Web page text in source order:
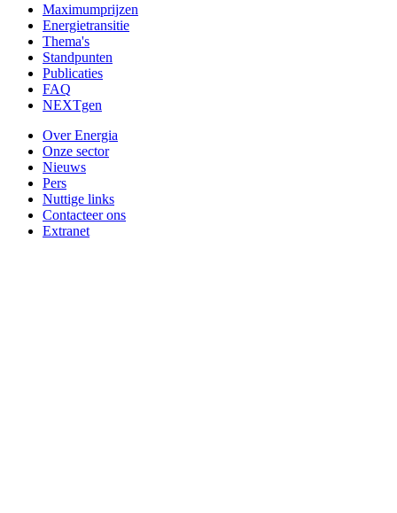
Maximumprijzen
Energietransitie
Thema's
Standpunten
Publicaties
FAQ
NEXTgen
Over Energia
Onze sector
Nieuws
Pers
Nuttige links
Contacteer ons
Extranet